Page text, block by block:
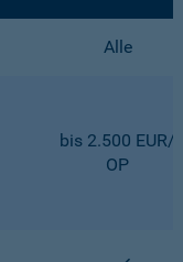
Alle
bis 2.500 EUR/
OP